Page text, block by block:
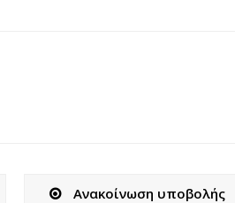
Ανακοίνωση υποβολής